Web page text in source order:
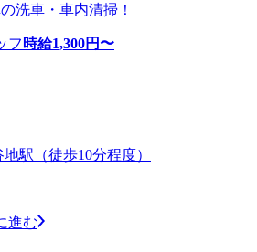
洗車・車内清掃！
フ 時給1,300円〜
駅（徒歩10分程度）
進む